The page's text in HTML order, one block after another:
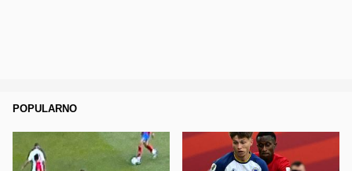
POPULARNO